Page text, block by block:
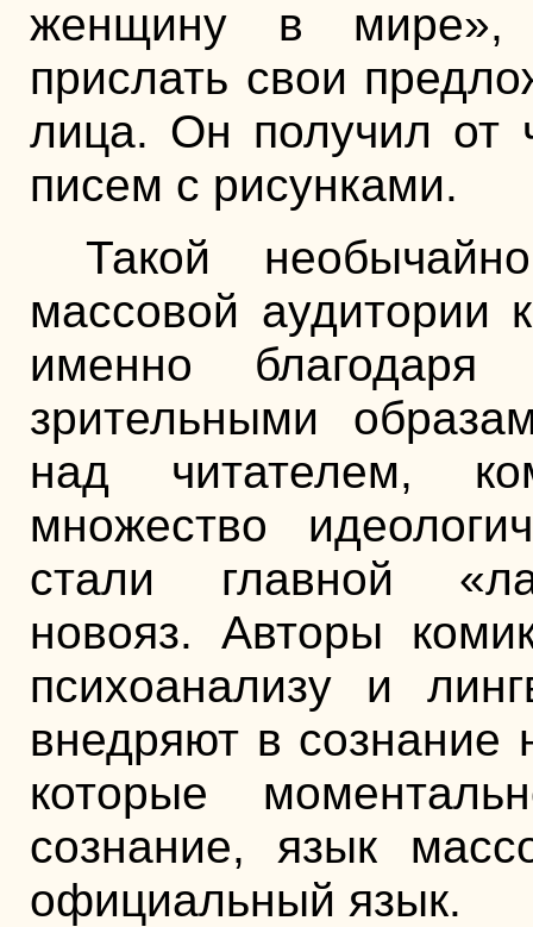
женщину в мире»,
прислать свои
лица. Он получил от
писем с рисунками.
Такой
массовой аудитории
именно
зрительными
над читателем,
множество
стали главной
новояз. Авторы
психоанализу и
внедряют в сознание
которые
сознание, язык
официальный язык.